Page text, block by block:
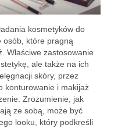
kosmetyków do
osób, które pragną
Właściwe zastosowanie
ale także na ich
skóry, przez
konturowanie i makijaż
Zrozumienie, jak
ze sobą, może być
looku, który podkreśli